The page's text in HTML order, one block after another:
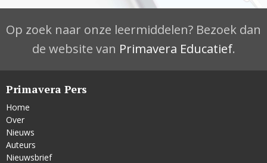
Op zoek naar onze leermiddelen? Bezoek dan
de website van Primavera Educatief.
Primavera Pers
Home
Over
Nieuws
Auteurs
Nieuwsbrief